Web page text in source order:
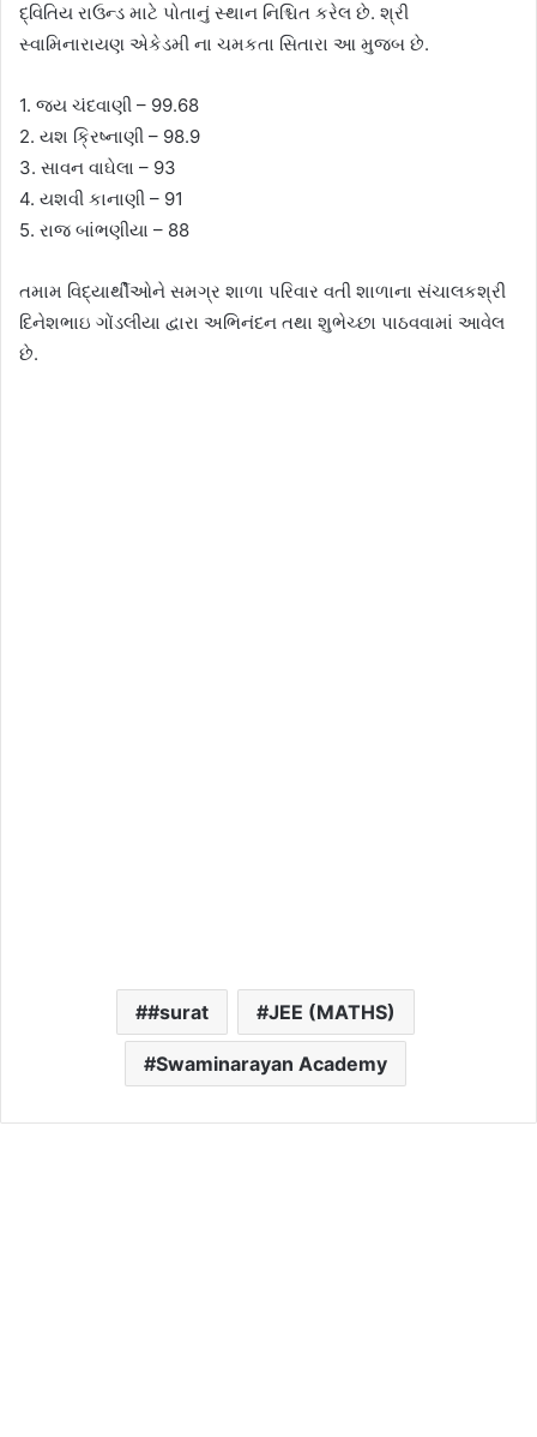
દ્વિતિય રાઉન્ડ માટે પોતાનું સ્થાન નિશ્ચિત કરેલ છે. શ્રી
સ્વામિનારાયણ એકેડમી ના ચમકતા સિતારા આ મુજબ છે.
1. જય ચંદવાણી – 99.68
2. યશ ક્રિષ્નાણી – 98.9
3. સાવન વાઘેલા – 93
4. યશવી કાનાણી – 91
5. રાજ બાંભણીયા – 88
તમામ વિદ્યાર્થીઓને સમગ્ર શાળા પરિવાર વતી શાળાના સંચાલકશ્રી
દિનેશભાઇ ગોંડલીયા દ્વારા અભિનંદન તથા શુભેચ્છા પાઠવવામાં આવેલ
છે.
#surat JEE (MATHS)
Swaminarayan Academy